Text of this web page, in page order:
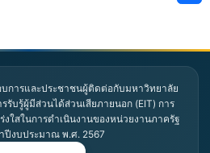
การและประชาชนผู้ติดต่อกับมหาวิทยาลัย
รับรู้ผู้มีส่วนได้ส่วนเสียภายนอก (EIT) การ
ใสในการดำเนินงานของหน่วยงานภาครัฐ
ปีงบประมาณ พ.ศ. 2567